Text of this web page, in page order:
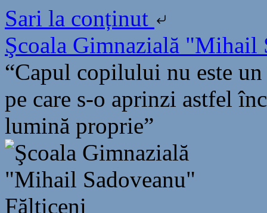
Sari la conținut
Sari
la
conținut
Şcoala Gimnazială "Mihail
“Capul copilului nu este
pe care s-o aprinzi astfel
lumină proprie”